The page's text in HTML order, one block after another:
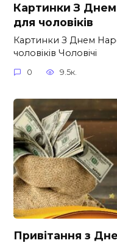
Картинки З
для чоловіків​
Картинки З Днем
чоловіків​ Чоловічі
0 9.5к.
Привітання з